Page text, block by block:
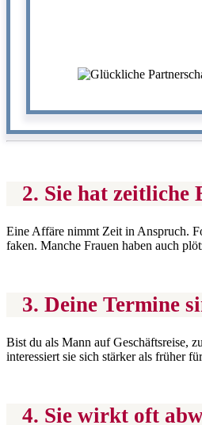
2. Sie hat zeitliche
Eine Affäre nimmt Zeit in Anspruch.
faken. Manche Frauen haben auch
3. Deine Termine
Bist du als Mann auf Geschäftsreise,
interessiert sie sich stärker als früher
4. Sie wirkt oft